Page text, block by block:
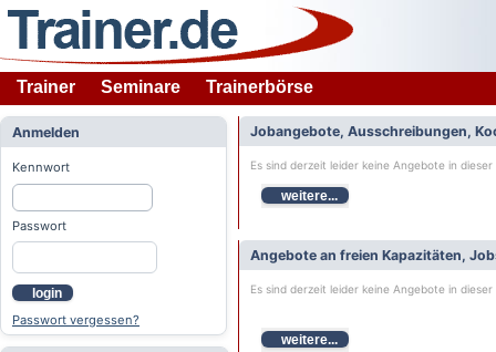
Trainer Seminare Trainerbörse
Anmelden
Kennwort
Passwort
login
Passwort vergessen?
Jobangebote, Ausschreibungen,
Es sind derzeit leider keine Angebote in
weitere...
Angebote an freien Kapazitäten,
Es sind derzeit leider keine Angebote in
weitere...